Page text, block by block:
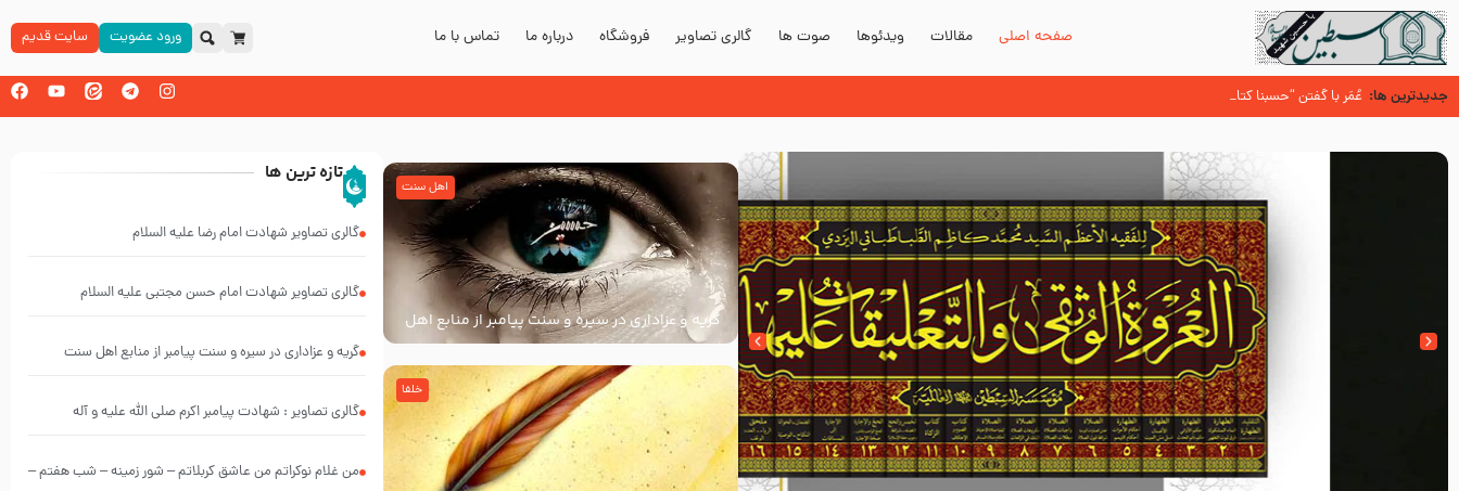
صفحه اصلی مقالات ویدئوها صوت ها گالری تصاویر فروشگاه درباره ما تماس با ما ورود عضویت سایت قدیم
جدیدترین ها: عُمَر با گفتن “حسبنا كتاب اللّه ” به مخالفت با رسول اللّه برخاست
سوزدل جا مانده‌ای از زیارت اربعین
آیا میدانید اولین زائران مزار مطهر امام حسین (علیه السلام) چه کسانی بودند؟
گریه و عزاداری در سیره و سنت پیامبر از منابع اهل
سنت
اهل سنت
خلفا
تازه ترین ها
گالری تصاویر شهادت امام رضا علیه السلام
گالری تصاویر شهادت امام حسن مجتبی علیه السلام
گریه و عزاداری در سیره و سنت پیامبر از منابع اهل سنت
گالری تصاویر : شهادت پیامبر اکرم صلی الله علیه و آله
من غلام نوکراتم من عاشق کربلاتم – شور زمینه – شب هفتم –